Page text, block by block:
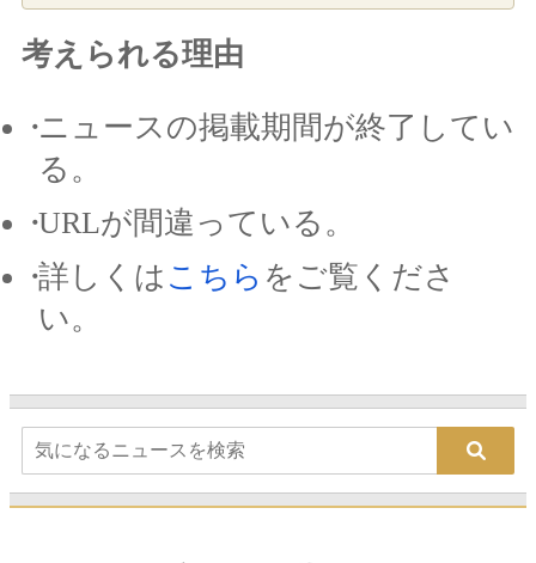
考えられる理由
ニュースの掲載期間が終了してい
る。
URLが間違っている。
詳しくは こちら をご覧くださ
い。